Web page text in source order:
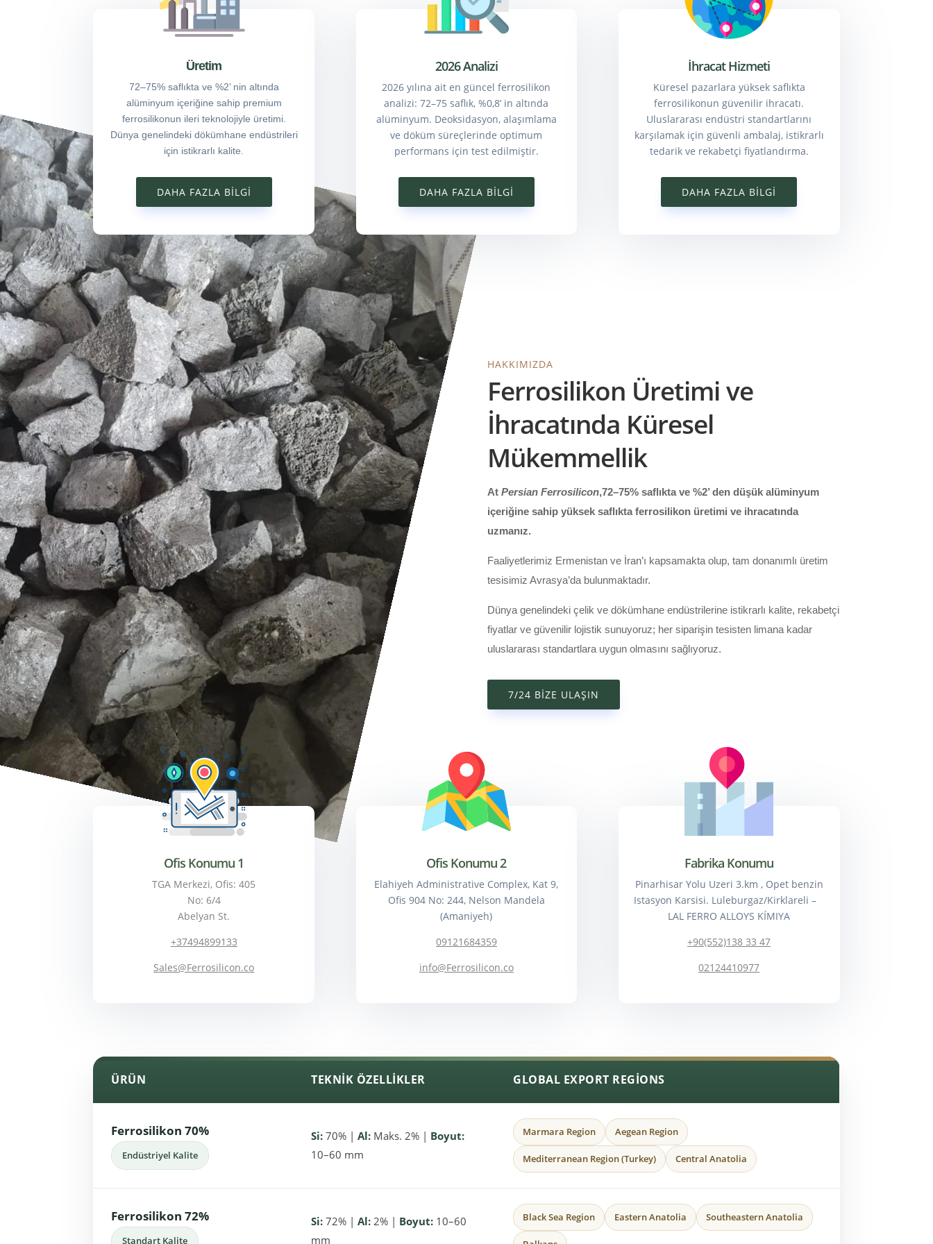
Üretim
72–75% saflıkta ve %2’ nin altında
alüminyum içeriğine sahip premium
ferrosilikonun ileri teknolojiyle üretimi.
Dünya genelindeki dökümhane endüstrileri
için istikrarlı kalite.
DAHA FAZLA BILGI
2026 Analizi
2026 yılına ait en güncel ferrosilikon
analizi: 72–75 saflık, %0,8’ in altında
alüminyum. Deoksidasyon, alaşımlama
ve döküm süreçlerinde optimum
performans için test edilmiştir.
DAHA FAZLA BILGI
İhracat Hizmeti
Küresel pazarlara yüksek saflıkta
ferrosilikonun güvenilir ihracatı.
Uluslararası endüstri standartlarını
karşılamak için güvenli ambalaj, istikrarlı
tedarik ve rekabetçi fiyatlandırma.
DAHA FAZLA BILGI
HAKKIMIZDA
Ferrosilikon Üretimi ve
İhracatında Küresel
Mükemmellik
At Persian Ferrosilicon,72–75% saflıkta ve %2’ den düşük alüminyum
içeriğine sahip yüksek saflıkta ferrosilikon üretimi ve ihracatında
uzmanız.
Faaliyetlerimiz Ermenistan ve İran’ı kapsamakta olup, tam donanımlı üretim
tesisimiz Avrasya’da bulunmaktadır.
Dünya genelindeki çelik ve dökümhane endüstrilerine istikrarlı kalite, rekabetçi
fiyatlar ve güvenilir lojistik sunuyoruz; her siparişin tesisten limana kadar
uluslararası standartlara uygun olmasını sağlıyoruz.
7/24 BIZE ULAŞIN
Ofis Konumu 1
TGA Merkezi, Ofis: 405
No: 6/4
Abelyan St.
+37494899133
Sales@Ferrosilicon.co
Ofis Konumu 2
Elahiyeh Administrative Complex, Kat 9,
Ofis 904 No: 244, Nelson Mandela
(Amaniyeh)
09121684359
info@Ferrosilicon.co
Fabrika Konumu
Pinarhisar Yolu Uzeri 3.km , Opet benzin
Istasyon Karsisi. Luleburgaz/Kirklareli –
LAL FERRO ALLOYS KÍMIYA
+90(552)138 33 47
02124410977
ÜRÜN TEKNIK ÖZELLIKLER GLOBAL EXPORT REGIONS
Ferrosilikon 70%
Endüstriyel Kalite
Si: 70% |Al: Maks. 2% | Boyut:
10–60 mm
Marmara Region Aegean Region
Mediterranean Region (Turkey) Central Anatolia
Ferrosilikon 72%
Standart Kalite
Si: 72% |Al: 2% | Boyut: 10–60
mm
Black Sea Region Eastern Anatolia Southeastern Anatolia